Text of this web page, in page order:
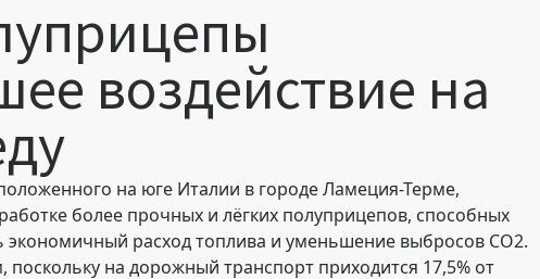
воздействие на
на юге Италии в городе Ламеция-Терме,
более прочных и лёгких полуприцепов, способных
расход топлива и уменьшение выбросов CO2.
на дорожный транспорт приходится 17,5% от